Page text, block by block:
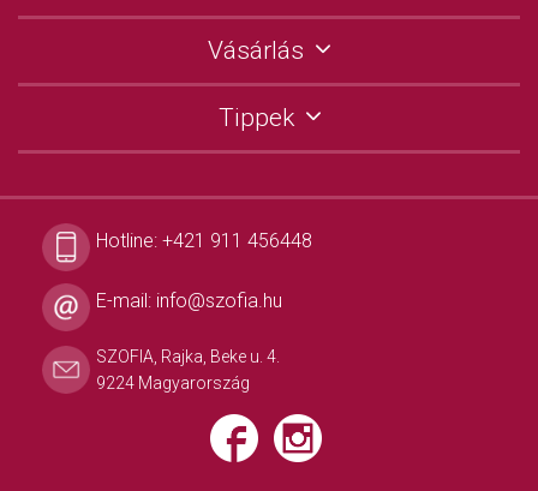
Vásárlás
Tippek
Hotline: +421 911 456448
E-mail: info@szofia.hu
SZOFIA, Rajka, Beke u. 4.
9224 Magyarország